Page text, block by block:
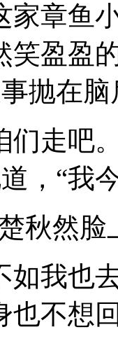
家章鱼
笑盈盈
抛在
们走吧
，“我
秋然
如我也
也不想